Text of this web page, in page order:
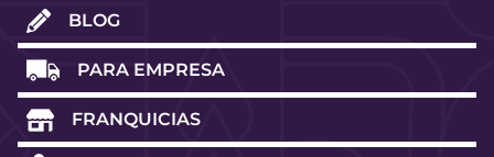
BLOG
PARA EMPRESA
FRANQUICIAS